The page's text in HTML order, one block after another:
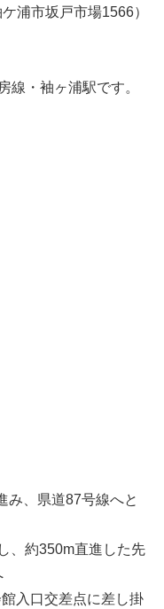
浦市坂戸市場1566）
線・袖ヶ浦駅です。
み、県道87号線へと
、約350m直進した先
入口交差点に差し掛